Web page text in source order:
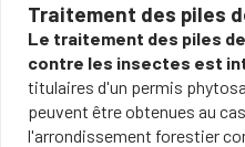
Traitement des piles
Le traitement des piles
contre les insectes est
titulaires d'un permis
peuvent être obtenues au
l'arrondissement forestier